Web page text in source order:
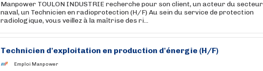
Manpower TOULON INDUSTRIE recherche pour son client, un acteur du secteur
naval, un Technicien en radioprotection (H/F) Au sein du service de protection
radiologique, vous veillez à la maîtrise des ri...
Technicien d'exploitation en production d'énergie (H/F)
Emploi Manpower